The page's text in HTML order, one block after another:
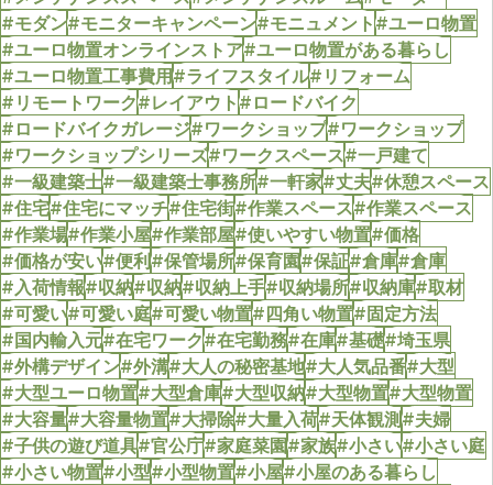
#モダン#モニターキャンペーン#モニュメント#ユーロ物置
#ユーロ物置オンラインストア#ユーロ物置がある暮らし
#ユーロ物置工事費用#ライフスタイル#リフォーム
#リモートワーク#レイアウト#ロードバイク
#ロードバイクガレージ#ワークショップ#ワークショップ
#ワークショップシリーズ#ワークスペース#一戸建て
#一級建築士#一級建築士事務所#一軒家#丈夫#休憩スペース
#住宅#住宅にマッチ#住宅街#作業スペース#作業スペース
#作業場#作業小屋#作業部屋#使いやすい物置#価格
#価格が安い#便利#保管場所#保育園#保証#倉庫#倉庫
#入荷情報#収納#収納#収納上手#収納場所#収納庫#取材
#可愛い#可愛い庭#可愛い物置#四角い物置#固定方法
#国内輸入元#在宅ワーク#在宅勤務#在庫#基礎#埼玉県
#外構デザイン#外溝#大人の秘密基地#大人気品番#大型
#大型ユーロ物置#大型倉庫#大型収納#大型物置#大型物置
#大容量#大容量物置#大掃除#大量入荷#天体観測#夫婦
#子供の遊び道具#官公庁#家庭菜園#家族#小さい#小さい庭
#小さい物置#小型#小型物置#小屋#小屋のある暮らし